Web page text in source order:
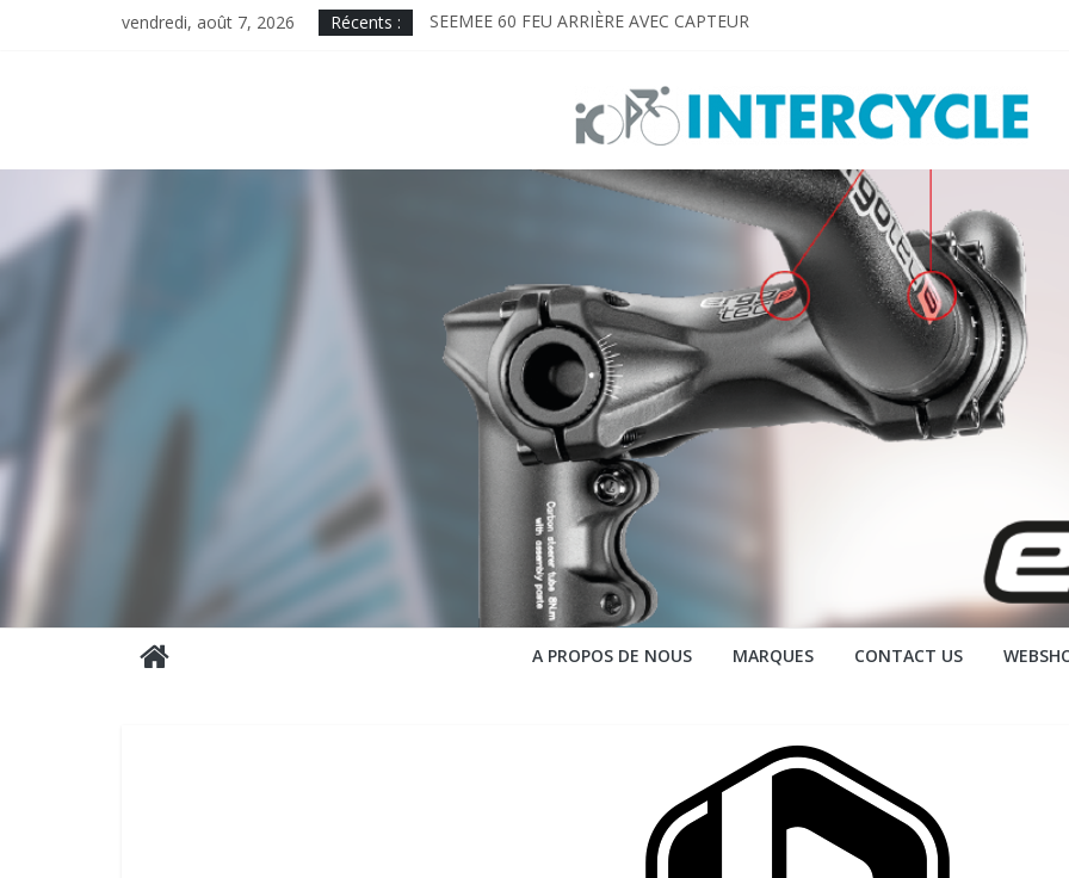
vendredi, août 7, 2026 Récents :
SEEMEE 60 FEU ARRIÈRE AVEC CAPTEUR
MINICOMBO. TO SEE AND BE SEEN!
MONTEER 8000S. Dream big. Shine bright!
A PROPOS DE NOUS MARQUES CONTACT US